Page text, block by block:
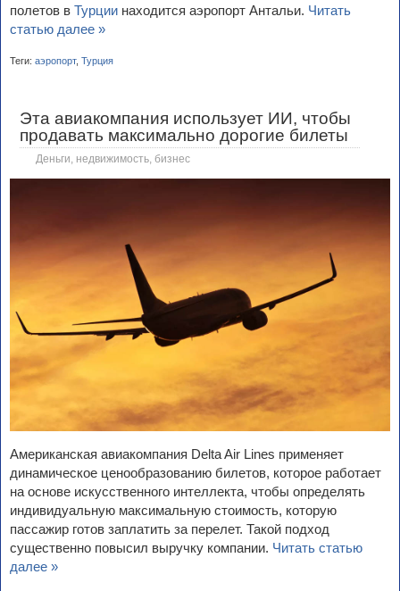
полетов в Турции находится аэропорт Антальи. Читать
статью далее »
Теги: аэропорт, Турция
Эта авиакомпания использует ИИ, чтобы
продавать максимально дорогие билеты
Деньги, недвижимость, бизнес
Американская авиакомпания Delta Air Lines применяет
динамическое ценообразованию билетов, которое работает
на основе искусственного интеллекта, чтобы определять
индивидуальную максимальную стоимость, которую
пассажир готов заплатить за перелет. Такой подход
существенно повысил выручку компании. Читать статью
далее »